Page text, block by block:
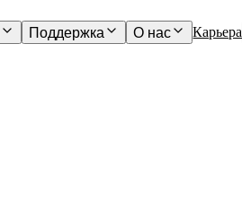
Поддержка О нас Карьера